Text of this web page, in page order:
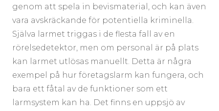
genom att spela in bevismaterial, och kan även
vara avskräckande för potentiella kriminella.
Själva larmet triggas i de flesta fall av en
rörelsedetektor, men om personal är på plats
kan larmet utlösas manuellt. Detta är några
exempel på hur företagslarm kan fungera, och
bara ett fåtal av de funktioner som ett
larmsystem kan ha. Det finns en uppsjö av